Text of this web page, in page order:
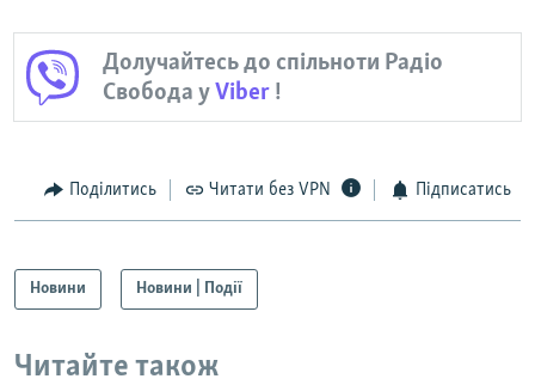
Долучайтесь до спільноти Радіо
Свобода уViber !
Поділитись Читати без VPN Підписатись
Новини Новини | Події
Читайте також